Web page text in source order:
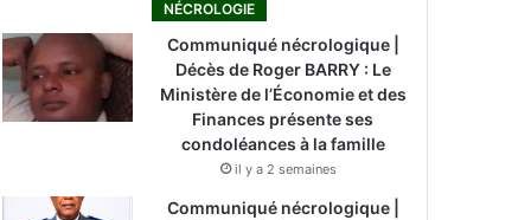
NÉCROLOGIE
Communiqué nécrologique |
Décès de Roger BARRY : Le
Ministère de l’Économie et des
Finances présente ses
condoléances à la famille
il y a 2 semaines
Communiqué nécrologique |